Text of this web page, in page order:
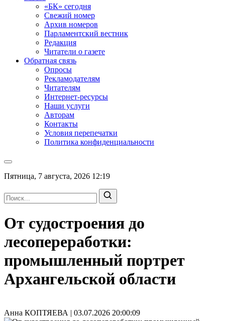
«БК» сегодня
Свежий номер
Архив номеров
Парламентский вестник
Редакция
Читатели о газете
Обратная связь
Опросы
Рекламодателям
Читателям
Интернет-ресурсы
Наши услуги
Авторам
Контакты
Условия перепечатки
Политика конфиденциальности
Пятница, 7 августа, 2026 12:19
От судостроения до
лесопереработки:
промышленный портрет
Архангельской области
Анна КОПТЯЕВА | 03.07.2026 20:00:09